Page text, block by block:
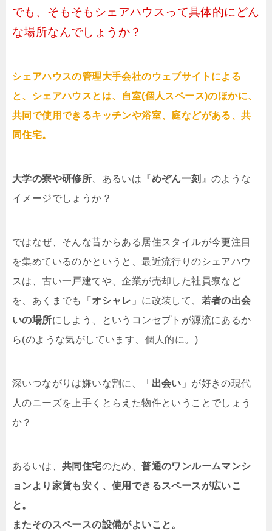
でも、そもそもシェアハウスって具体的にどん
な場所なんでしょうか？
シェアハウスの管理大手会社のウェブサイトによる
と、シェアハウスとは、自室(個人スペース)のほかに、
共同で使用できるキッチンや浴室、庭などがある、共
同住宅。
大学の寮や研修所 、あるいは『めぞん一刻 』のような
イメージでしょうか？
ではなぜ、そんな昔からある居住スタイルが今更注目
を集めているのかというと、最近流行りのシェアハウ
スは、古い一戸建てや、企業が売却した社員寮など
を、あくまでも「 オシャレ 」に改装して、 若者の出会
いの場所にしよう、というコンセプトが源流にあるか
ら(のような気がしています、個人的に。)
深いつながりは嫌いな割に、「 出会い 」が好きの現代
人のニーズを上手くとらえた物件ということでしょう
か？
あるいは、 共同住宅のため、普通のワンルームマンシ
ョンより家賃も安く、使用できるスペースが広いこ
と。
またそのスペースの設備がよいこと。